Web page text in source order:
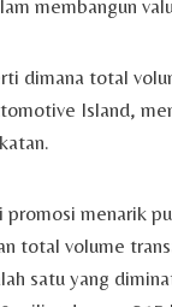
membangun
dimana total
Island,
menarik
total volume
satu yang